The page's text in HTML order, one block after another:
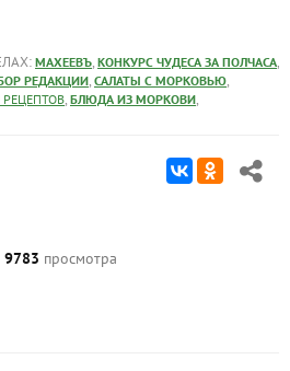
МАХЕЕВЪ, КОНКУРС ЧУДЕСА ЗА ПОЛЧАСА,
РЕДАКЦИИ, САЛАТЫ С МОРКОВЬЮ,
, БЛЮДА ИЗ МОРКОВИ,
9783 просмотра